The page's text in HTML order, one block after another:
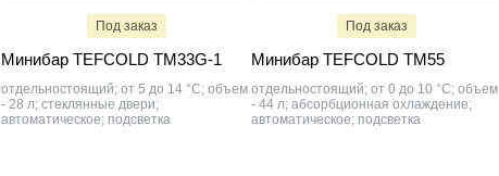
Под заказ
Минибар TEFCOLD TM33G-1
отдельностоящий; от 5 до 14 °C; объем
- 28 л; стеклянные двери;
автоматическое; подсветка
Под заказ
Минибар TEFCOLD TM55
отдельностоящий; от 0 до 10 °C; объем
- 44 л; абсорбционная охлаждение;
автоматическое; подсветка